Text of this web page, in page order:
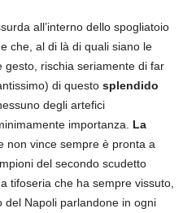
all’interno dello spogliatoio
che, al di là di quali siano le
gesto, rischia seriamente di far
di questo splendido
degli artefici
importanza. La
non vince sempre è pronta a
del secondo scudetto
tifoseria che ha sempre vissuto,
del Napoli parlandone in ogni